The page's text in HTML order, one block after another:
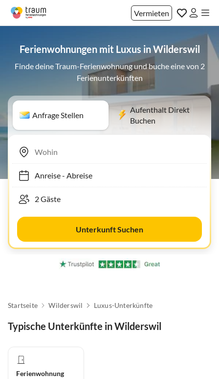
Vermieten
Ferienwohnungen mit Luxus in Wilderswil
Finde deine Traum-Ferienwohnung und buche eine von 2
Ferienunterkünften
Anfrage Stellen
Aufenthalt Direkt
Buchen
Anreise- Abreise
Unterkunft Suchen
Startseite Wilderswil Luxus-Unterkünfte
Typische Unterkünfte in Wilderswil
Ferienwohnung